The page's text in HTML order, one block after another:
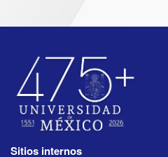
Sitios internos